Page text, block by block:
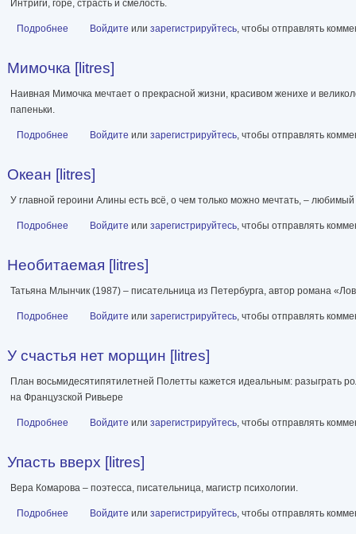
Интриги, горе, страсть и смелость.
Подробнее о Книжный магазин в Мейфэре
Войдите или зарегистрируйтесь, чтобы отправлять
Мимочка [litres]
Наивная Мимочка мечтает о прекрасной жизни, красивом женихе и
папеньки.
Подробнее о Мимочка [litres]
Войдите или зарегистрируйтесь, чтобы отправлять
Океан [litres]
У главной героини Алины есть всё, о чем только можно мечтать, –
Подробнее о Океан [litres]
Войдите или зарегистрируйтесь, чтобы отправлять
Необитаемая [litres]
Татьяна Млынчик (1987) – писательница из Петербурга, автор романа
Подробнее о Необитаемая [litres]
Войдите или зарегистрируйтесь, чтобы отправлять
У счастья нет морщин [litres]
План восьмидесятипятилетней Полетты кажется идеальным: разыграть
на Французской Ривьере
Подробнее о У счастья нет морщин [litres]
Войдите или зарегистрируйтесь, чтобы отправлять
Упасть вверх [litres]
Вера Комарова – поэтесса, писательница, магистр психологии.
Подробнее о Упасть вверх [litres]
Войдите или зарегистрируйтесь, чтобы отправлять